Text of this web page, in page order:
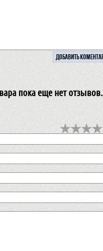
пока еще нет отзывов.